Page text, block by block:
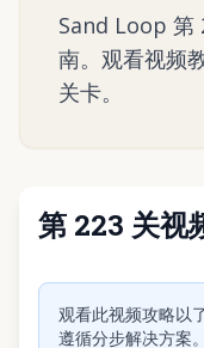
Sand Loop 第
南。观看视频
关卡。
第 223 关视
观看此视频攻略以
遵循分步解决方案。